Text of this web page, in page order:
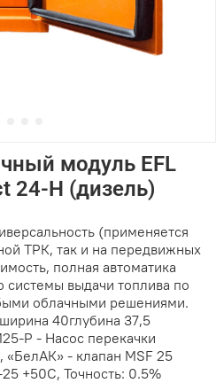
модуль EFL
24-Н (дизель)
(применяется
ТРК, так и на передвижных
полная автоматика
выдачи топлива по
облачными решениями.
40глубина 37,5
P - Насос перекачки
«БелАК» - клапан MSF 25
+50С, Точность: 0.5%